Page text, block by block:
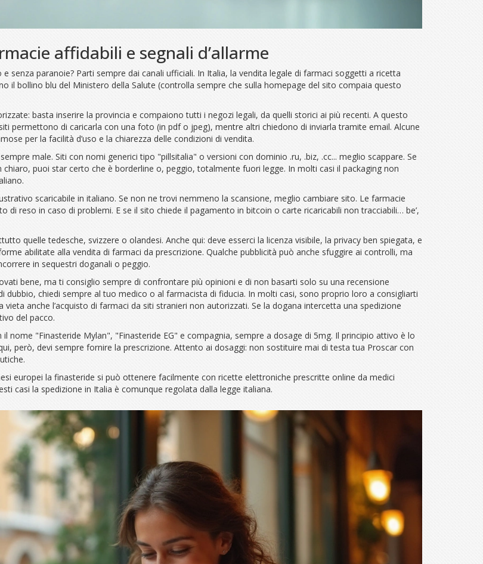
affidabili e segnali d’allarme
senza paranoie? Parti sempre dai canali ufficiali. In Italia, la vendita legale di farmaci soggetti a ricetta
il bollino blu del Ministero della Salute (controlla sempre che sulla homepage del sito compaia questo
basta inserire la provincia e compaiono tutti i negozi legali, da quelli storici ai più recenti. A questo
permettono di caricarla con una foto (in pdf o jpeg), mentre altri chiedono di inviarla tramite email. Alcune
per la facilità d’uso e la chiarezza delle condizioni di vendita.
male. Siti con nomi generici tipo "pillsitalia" o versioni con dominio .ru, .biz, .cc... meglio scappare. Se
puoi star certo che è borderline o, peggio, totalmente fuori legge. In molti casi il packaging non
scaricabile in italiano. Se non ne trovi nemmeno la scansione, meglio cambiare sito. Le farmacie
reso in caso di problemi. E se il sito chiede il pagamento in bitcoin o carte ricaricabili non tracciabili… be’,
quelle tedesche, svizzere o olandesi. Anche qui: deve esserci la licenza visibile, la privacy ben spiegata, e
abilitate alla vendita di farmaci da prescrizione. Qualche pubblicità può anche sfuggire ai controlli, ma
in sequestri doganali o peggio.
bene, ma ti consiglio sempre di confrontare più opinioni e di non basarti solo su una recensione
chiedi sempre al tuo medico o al farmacista di fiducia. In molti casi, sono proprio loro a consigliarti
anche l’acquisto di farmaci da siti stranieri non autorizzati. Se la dogana intercetta una spedizione
del pacco.
nome "Finasteride Mylan", "Finasteride EG" e compagnia, sempre a dosage di 5mg. Il principio attivo è lo
però, devi sempre fornire la prescrizione. Attento ai dosaggi: non sostituire mai di testa tua Proscar con
europei la finasteride si può ottenere facilmente con ricette elettroniche prescritte online da medici
casi la spedizione in Italia è comunque regolata dalla legge italiana.